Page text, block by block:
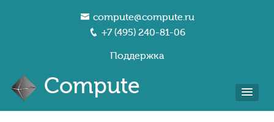
compute@compute.ru
+7 (495) 240-81-06
Поддержка
Compute